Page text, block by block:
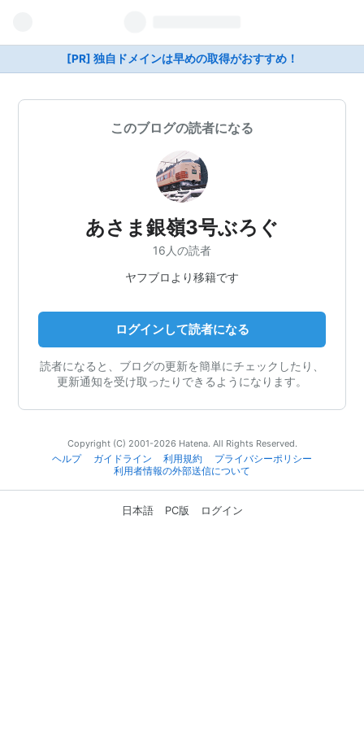
[PR] 独自ドメインは早めの取得がおすすめ！
このブログの読者になる
あさま銀嶺3号ぶろぐ
16人の読者
ヤフブロより移籍です
ログインして読者になる
読者になると、ブログの更新を簡単にチェックしたり、
更新通知を受け取ったりできるようになります。
Copyright (C) 2001-2026 Hatena. All Rights Reserved.
ヘルプ
ガイドライン 利用規約
プライバシーポリシー
利用者情報の外部送信について
日本語 PC版 ログイン